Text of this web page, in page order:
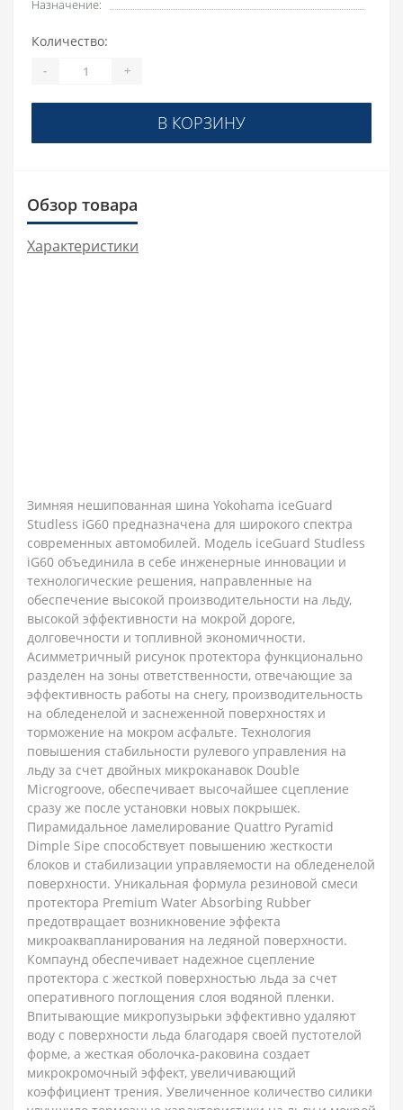
Назначение:
Количество:
- +
В КОРЗИНУ
Обзор товара
Характеристики
Зимняя нешипованная шина Yokohama iceGuard
Studless iG60 предназначена для широкого спектра
современных автомобилей. Модель iceGuard Studless
iG60 объединила в себе инженерные инновации и
технологические решения, направленные на
обеспечение высокой производительности на льду,
высокой эффективности на мокрой дороге,
долговечности и топливной экономичности.
Асимметричный рисунок протектора функционально
разделен на зоны ответственности, отвечающие за
эффективность работы на снегу, производительность
на обледенелой и заснеженной поверхностях и
торможение на мокром асфальте. Технология
повышения стабильности рулевого управления на
льду за счет двойных микроканавок Double
Microgroove, обеспечивает высочайшее сцепление
сразу же после установки новых покрышек.
Пирамидальное ламелирование Quattro Pyramid
Dimple Sipe способствует повышению жесткости
блоков и стабилизации управляемости на обледенелой
поверхности. Уникальная формула резиновой смеси
протектора Premium Water Absorbing Rubber
предотвращает возникновение эффекта
микроаквапланирования на ледяной поверхности.
Компаунд обеспечивает надежное сцепление
протектора с жесткой поверхностью льда за счет
оперативного поглощения слоя водяной пленки.
Впитывающие микропузырьки эффективно удаляют
воду с поверхности льда благодаря своей пустотелой
форме, а жесткая оболочка-раковина создает
микрокромочный эффект, увеличивающий
коэффициент трения. Увеличенное количество силики